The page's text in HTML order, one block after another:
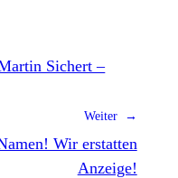
Sichert –
Weiter →
Wir erstatten
Anzeige!